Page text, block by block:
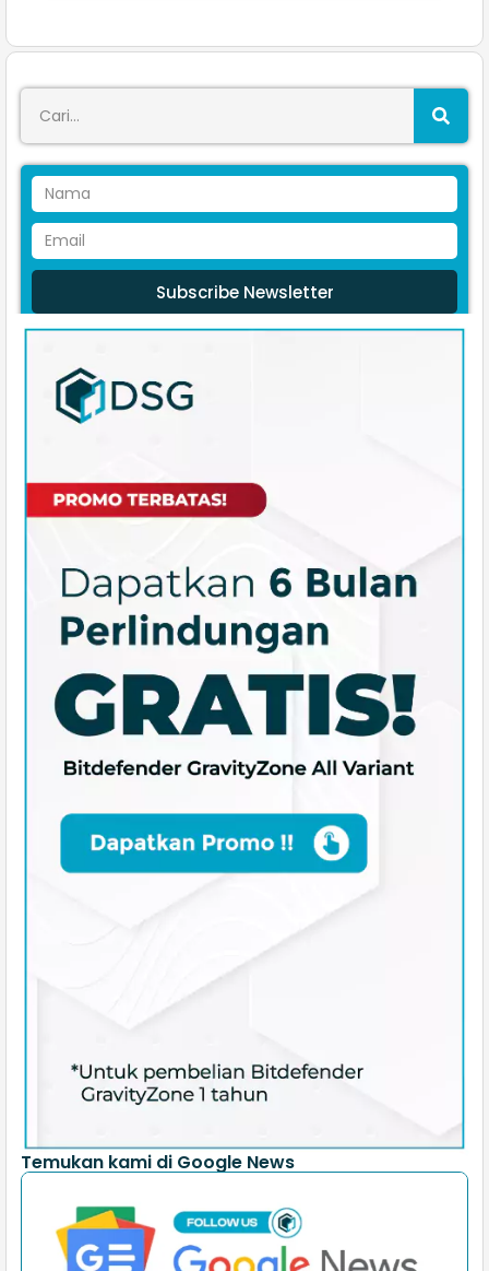
Subscribe Newsletter
Temukan kami di Google News